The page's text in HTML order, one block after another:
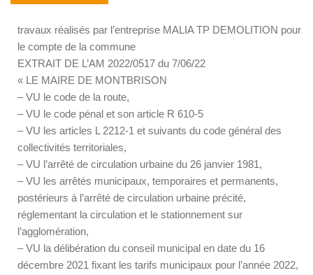
travaux réalisés par l’entreprise MALIA TP DEMOLITION pour
le compte de la commune
EXTRAIT DE L’AM 2022/0517 du 7/06/22
« LE MAIRE DE MONTBRISON
– VU le code de la route,
– VU le code pénal et son article R 610-5
– VU les articles L 2212-1 et suivants du code général des
collectivités territoriales,
– VU l’arrêté de circulation urbaine du 26 janvier 1981,
– VU les arrêtés municipaux, temporaires et permanents,
postérieurs à l’arrêté de circulation urbaine précité,
réglementant la circulation et le stationnement sur
l’agglomération,
– VU la délibération du conseil municipal en date du 16
décembre 2021 fixant les tarifs municipaux pour l’année 2022,